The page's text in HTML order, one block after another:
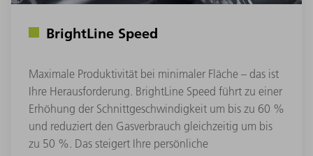
BrightLine Speed
Maximale Produktivität bei minimaler Fläche – das ist
Ihre Herausforderung. BrightLine Speed führt zu einer
Erhöhung der Schnittgeschwindigkeit um bis zu 60 %
und reduziert den Gasverbrauch gleichzeitig um bis
zu 50 %. Das steigert Ihre persönliche